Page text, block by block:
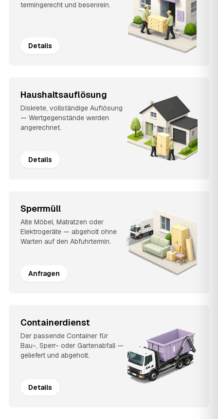
termingerecht und besenrein.
Details
Haushaltsauflösung
Diskrete, vollständige Auflösung
— Wertgegenstände werden
angerechnet.
Details
Sperrmüll
Alte Möbel, Matratzen oder
Elektrogeräte — abgeholt ohne
Warten auf den Abfuhrtermin.
Anfragen
Containerdienst
Der passende Container für
Bau-, Sperr- oder Gartenabfall —
geliefert und abgeholt.
Details